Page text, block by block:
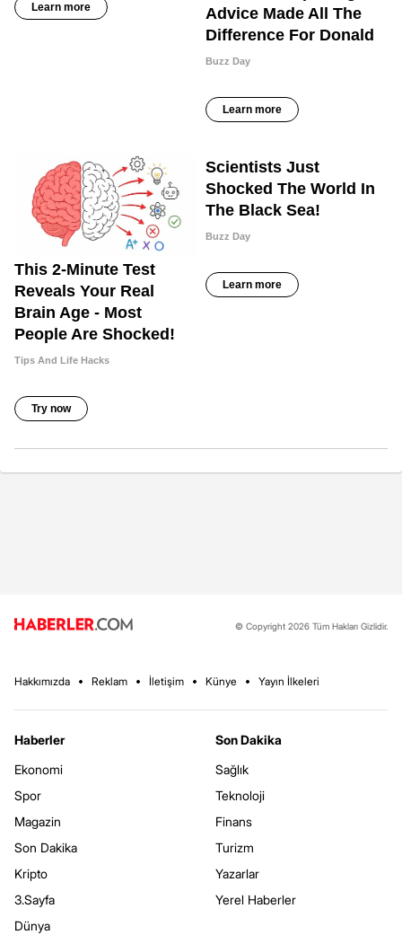
© Copyright 2026 Tüm Hakları Gizlidir.
Hakkımızda Reklam İletişim Künye Yayın İlkeleri
Haberler
Ekonomi
Spor
Magazin
Son Dakika
Kripto
3.Sayfa
Dünya
Son Dakika
Sağlık
Teknoloji
Finans
Turizm
Yazarlar
Yerel Haberler